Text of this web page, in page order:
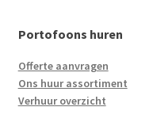
Portofoons huren
Offerte aanvragen
Ons huur assortiment
Verhuur overzicht